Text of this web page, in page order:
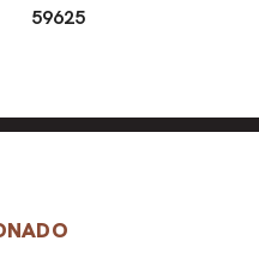
59625